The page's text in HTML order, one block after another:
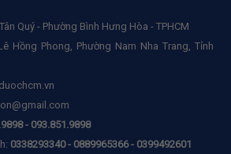
Quý - Phường Bình Hưng Hòa - TPHCM
Hồng Phong, Phường Nam Nha Trang, Tỉnh
- 093.851.9898
0338293340 - 0889965366 - 0399492601